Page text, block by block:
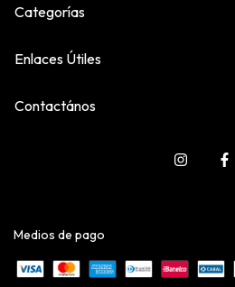
Categorías
Enlaces Útiles
Contactános
Medios de pago